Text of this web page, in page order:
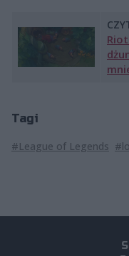
Tagi
#League of Legends